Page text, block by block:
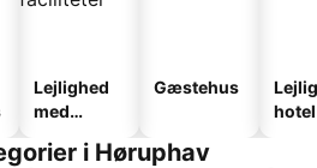
Lejlighed
med
Gæstehus
hotel
i Høruphav